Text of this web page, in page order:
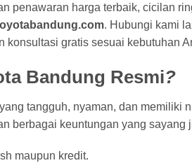
penawaran harga terbaik, cicilan
. Hubungi kami
konsultasi gratis sesuai kebutuhan
Bandung Resmi?
tangguh, nyaman, dan
berbagai keuntungan yang sayang
maupun kredit.